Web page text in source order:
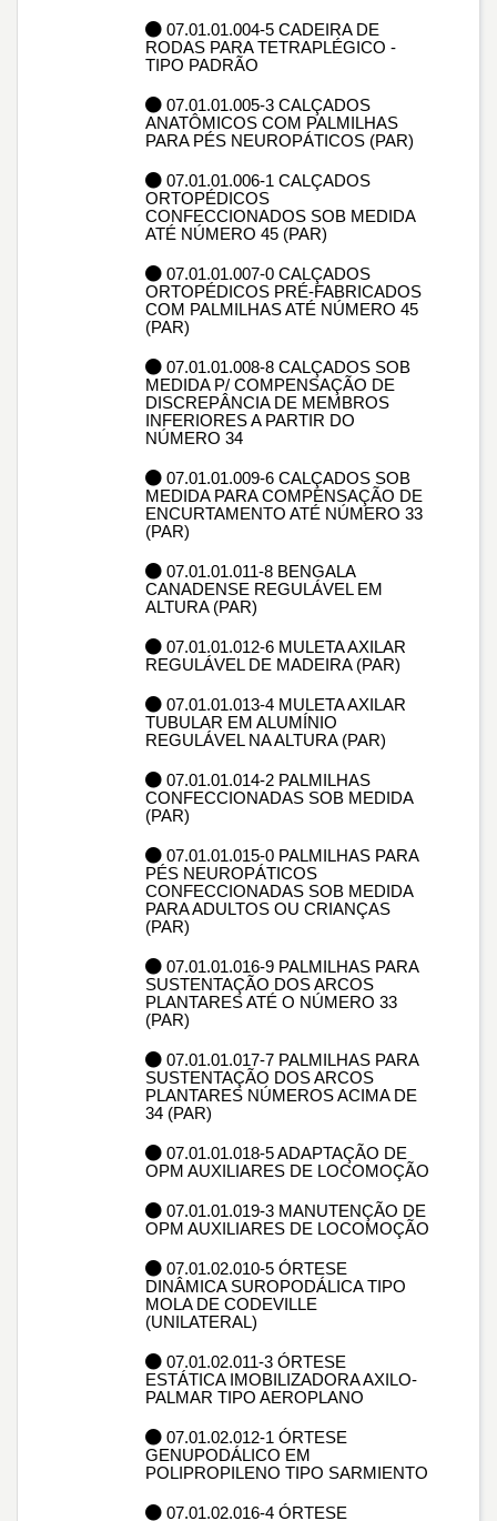
07.01.01.004-5 CADEIRA DE
RODAS PARA TETRAPLÉGICO -
TIPO PADRÃO
07.01.01.005-3 CALÇADOS
ANATÔMICOS COM PALMILHAS
PARA PÉS NEUROPÁTICOS (PAR)
07.01.01.006-1 CALÇADOS
ORTOPÉDICOS
CONFECCIONADOS SOB MEDIDA
ATÉ NÚMERO 45 (PAR)
07.01.01.007-0 CALÇADOS
ORTOPÉDICOS PRÉ-FABRICADOS
COM PALMILHAS ATÉ NÚMERO 45
(PAR)
07.01.01.008-8 CALÇADOS SOB
MEDIDA P/ COMPENSAÇÃO DE
DISCREPÂNCIA DE MEMBROS
INFERIORES A PARTIR DO
NÚMERO 34
07.01.01.009-6 CALÇADOS SOB
MEDIDA PARA COMPENSAÇÃO DE
ENCURTAMENTO ATÉ NÚMERO 33
(PAR)
07.01.01.011-8 BENGALA
CANADENSE REGULÁVEL EM
ALTURA (PAR)
07.01.01.012-6 MULETA AXILAR
REGULÁVEL DE MADEIRA (PAR)
07.01.01.013-4 MULETA AXILAR
TUBULAR EM ALUMÍNIO
REGULÁVEL NA ALTURA (PAR)
07.01.01.014-2 PALMILHAS
CONFECCIONADAS SOB MEDIDA
(PAR)
07.01.01.015-0 PALMILHAS PARA
PÉS NEUROPÁTICOS
CONFECCIONADAS SOB MEDIDA
PARA ADULTOS OU CRIANÇAS
(PAR)
07.01.01.016-9 PALMILHAS PARA
SUSTENTAÇÃO DOS ARCOS
PLANTARES ATÉ O NÚMERO 33
(PAR)
07.01.01.017-7 PALMILHAS PARA
SUSTENTAÇÃO DOS ARCOS
PLANTARES NÚMEROS ACIMA DE
34 (PAR)
07.01.01.018-5 ADAPTAÇÃO DE
OPM AUXILIARES DE LOCOMOÇÃO
07.01.01.019-3 MANUTENÇÃO DE
OPM AUXILIARES DE LOCOMOÇÃO
07.01.02.010-5 ÓRTESE
DINÂMICA SUROPODÁLICA TIPO
MOLA DE CODEVILLE
(UNILATERAL)
07.01.02.011-3 ÓRTESE
ESTÁTICA IMOBILIZADORA AXILO-
PALMAR TIPO AEROPLANO
07.01.02.012-1 ÓRTESE
GENUPODÁLICO EM
POLIPROPILENO TIPO SARMIENTO
07.01.02.016-4 ÓRTESE